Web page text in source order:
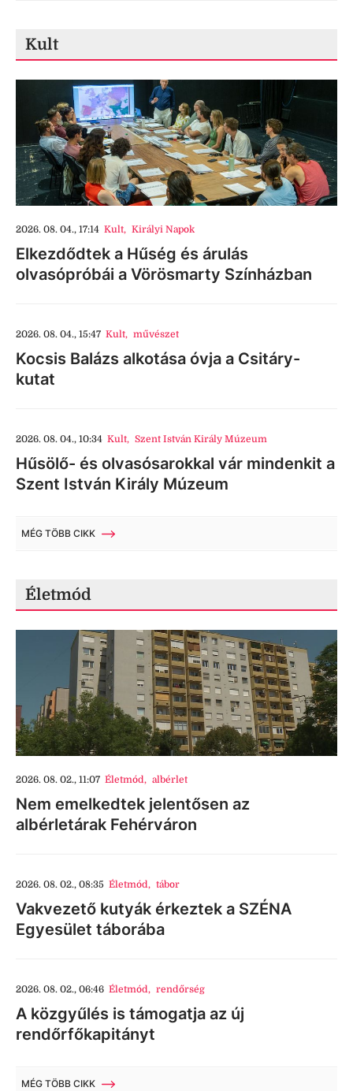
Kult
2026. 08. 04., 17:14 Kult, Királyi Napok
Elkezdődtek a Hűség és árulás
olvasópróbái a Vörösmarty Színházban
2026. 08. 04., 15:47 Kult, művészet
Kocsis Balázs alkotása óvja a Csitáry-
kutat
2026. 08. 04., 10:34 Kult, Szent István Király Múzeum
Hűsölő- és olvasósarokkal vár mindenkit a
Szent István Király Múzeum
MÉG TÖBB CIKK
Életmód
2026. 08. 02., 11:07 Életmód, albérlet
Nem emelkedtek jelentősen az
albérletárak Fehérváron
2026. 08. 02., 08:35 Életmód, tábor
Vakvezető kutyák érkeztek a SZÉNA
Egyesület táborába
2026. 08. 02., 06:46 Életmód, rendőrség
A közgyűlés is támogatja az új
rendőrfőkapitányt
MÉG TÖBB CIKK